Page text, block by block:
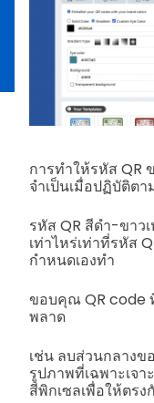
การทำให้รหัส QR
จำเป็นเมื่อปฏิบัติต
รหัส QR สีดำ-ขาว
เท่าไหร่เท่าที่รหัส
กำหนดเองทำ
ขอบคุณ QR code
พลาด
เช่น ลบส่วนกลาง
รูปภาพที่เฉพาะเจ
สีพิกเซลเพื่อให้ตร